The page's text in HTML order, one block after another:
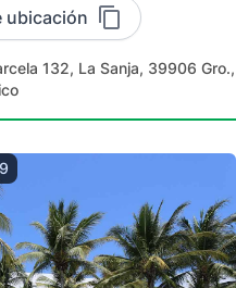
ubicación
132, La Sanja, 39906 Gro.,